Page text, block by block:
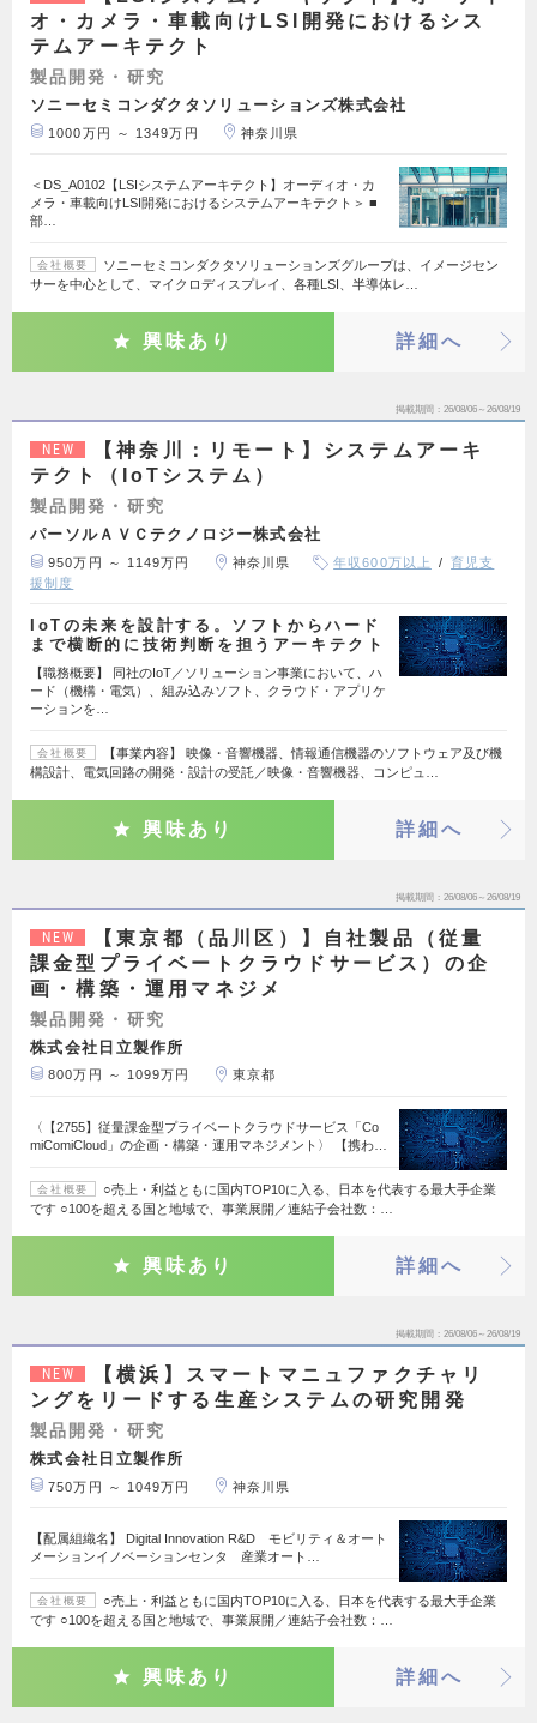
オ・カメラ・車載向けLSI開発におけるシス
テムアーキテクト
製品開発・研究
ソニーセミコンダクタソリューションズ株式会社
1000万円 ～ 1349万円 神奈川県
＜DS_A0102【LSIシステムアーキテクト】オーディオ・カ
メラ・車載向けLSI開発におけるシステムアーキテクト＞ ■
部…
会社概要
ソニーセミコンダクタソリューションズグループは、イメージセン
サーを中心として、マイクロディスプレイ、各種LSI、半導体レ…
興味あり 詳細へ
掲載期間 26/08/06～26/08/19
NEW
【神奈川：リモート】システムアーキ
テクト（IoTシステム）
製品開発・研究
パーソルＡＶＣテクノロジー株式会社
950万円 ～ 1149万円 神奈川県 年収600万以上
育児支
援制度
IoTの未来を設計する。ソフトからハード
まで横断的に技術判断を担うアーキテクト
【職務概要】 同社のIoT／ソリューション事業において、ハ
ード（機構・電気）、組み込みソフト、クラウド・アプリケ
ーションを…
会社概要
【事業内容】 映像・音響機器、情報通信機器のソフトウェア及び機
構設計、電気回路の開発・設計の受託／映像・音響機器、コンピュ…
興味あり 詳細へ
掲載期間 26/08/06～26/08/19
NEW
【東京都（品川区）】自社製品（従量
課金型プライベートクラウドサービス）の企
画・構築・運用マネジメ
製品開発・研究
株式会社日立製作所
800万円 ～ 1099万円 東京都
〈【2755】従量課金型プライベートクラウドサービス「Co
miComiCloud」の企画・構築・運用マネジメント〉 【携わ…
会社概要
○売上・利益ともに国内TOP10に入る、日本を代表する最大手企業
です ○100を超える国と地域で、事業展開／連結子会社数：…
興味あり 詳細へ
掲載期間 26/08/06～26/08/19
NEW
【横浜】スマートマニュファクチャリ
ングをリードする生産システムの研究開発
製品開発・研究
株式会社日立製作所
750万円 ～ 1049万円 神奈川県
【配属組織名】 Digital Innovation R&D モビリティ＆オート
メーションイノベーションセンタ 産業オート…
会社概要
○売上・利益ともに国内TOP10に入る、日本を代表する最大手企業
です ○100を超える国と地域で、事業展開／連結子会社数：…
興味あり 詳細へ